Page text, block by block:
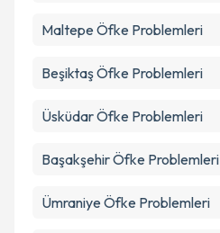
Maltepe Öfke Problemleri
BeşiktaşÖfke Problemleri
ÜsküdarÖfke Problemleri
BaşakşehirÖfke Problemleri
Ümraniye Öfke Problemleri